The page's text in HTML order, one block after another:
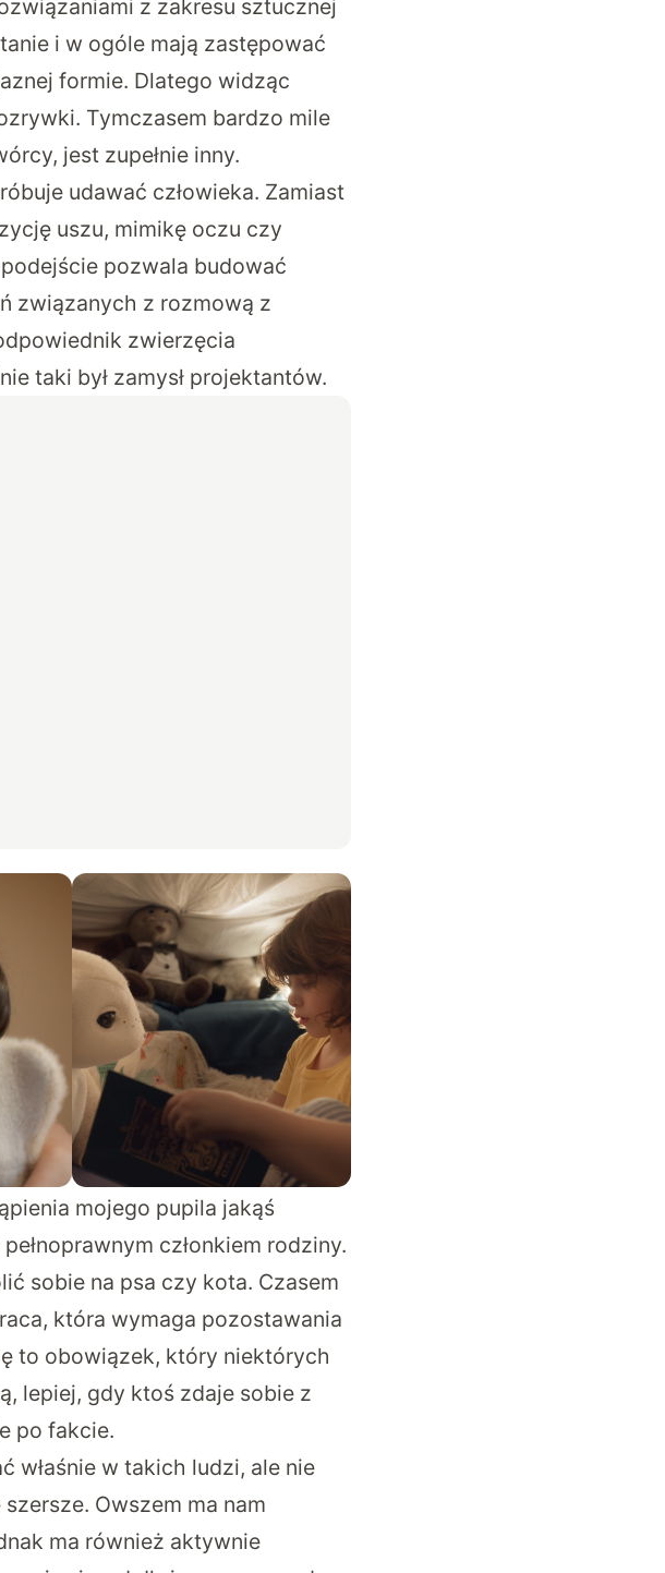
z zakresu sztucznej
i w ogóle mają zastępować
formie. Dlatego widząc
Tymczasem bardzo mile
jest zupełnie inny.
udawać człowieka. Zamiast
uszu, mimikę oczu czy
pozwala budować
związanych z rozmową z
zwierzęcia
taki był zamysł projektantów.
mojego pupila jakąś
członkiem rodziny.
sobie na psa czy kota. Czasem
która wymaga pozostawania
to obowiązek, który niektórych
lepiej, gdy ktoś zdaje sobie z
po fakcie.
właśnie w takich ludzi, ale nie
Owszem ma nam
ma również aktywnie